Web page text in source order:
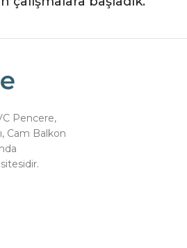
Pencere,
Cam Balkon